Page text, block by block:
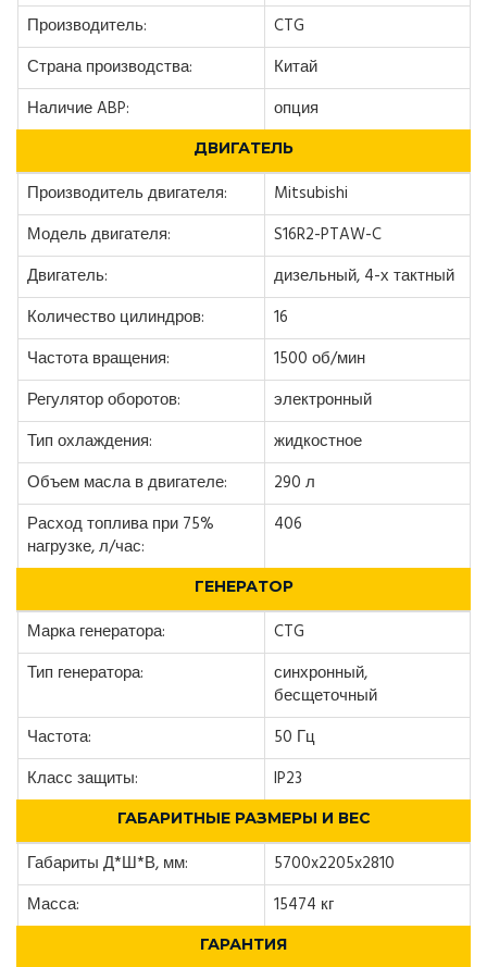
Производитель:
CTG
Страна производства:
Китай
Наличие ABP:
опция
ДВИГАТЕЛЬ
Производитель двигателя:
Mitsubishi
Модель двигателя:
S16R2-PTAW-C
Двигатель:
дизельный, 4-х тактный
Количество цилиндров:
16
Частота вращения:
1500 об/мин
Регулятор оборотов:
электронный
Тип охлаждения:
жидкостное
Объем масла в двигателе:
290 л
Расход топлива при 75%
нагрузке, л/час:
406
ГЕНЕРАТОР
Марка генератора:
CTG
Тип генератора:
синхронный,
бесщеточный
Частота:
50 Гц
Класс защиты:
IP23
ГАБАРИТНЫЕ РАЗМЕРЫ И ВЕС
Габариты Д*Ш*В, мм:
5700x2205x2810
Масса:
15474 кг
ГАРАНТИЯ